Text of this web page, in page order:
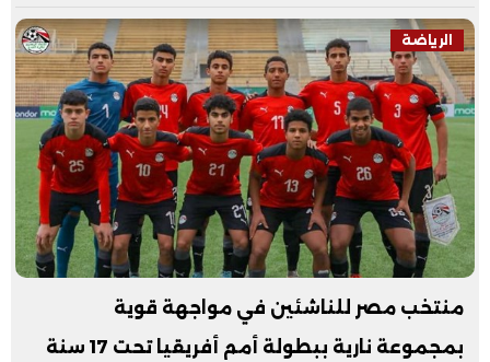
الرياضة
منتخب مصر للناشئين في مواجهة قوية
بمجموعة نارية ببطولة أمم أفريقيا تحت 17 سنة